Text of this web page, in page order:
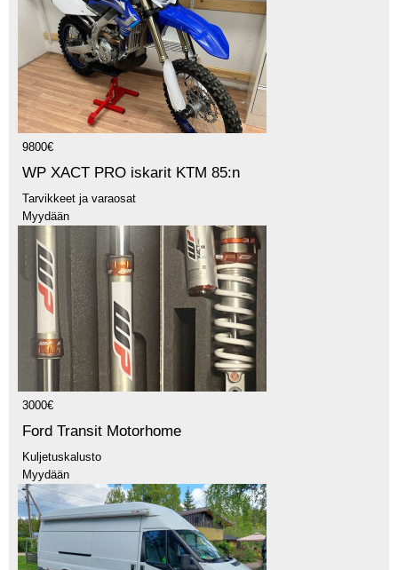
9800€
WP XACT PRO iskarit KTM 85:n
Tarvikkeet ja varaosat
Myydään
3000€
Ford Transit Motorhome
Kuljetuskalusto
Myydään